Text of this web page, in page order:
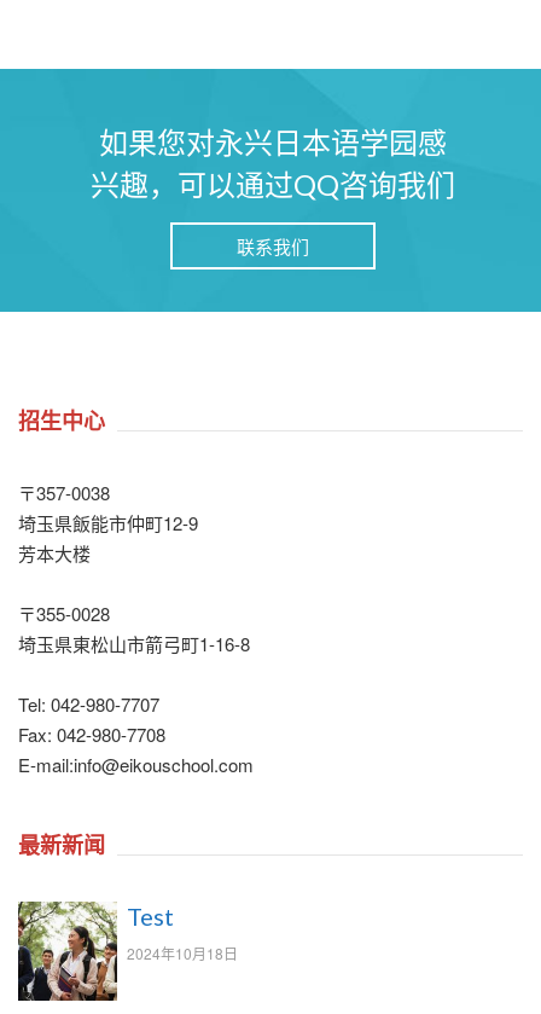
如果您对永兴日本语学园感
兴趣，可以通过QQ咨询我们
联系我们
招生中心
〒357‐0038
埼玉県飯能市仲町12‐9
芳本大楼
〒355-0028
埼玉県東松山市箭弓町1-16-8
Tel: 042-980-7707
Fax: 042-980-7708
E-mail:info@eikouschool.com
最新新闻
Test
2024年10月18日